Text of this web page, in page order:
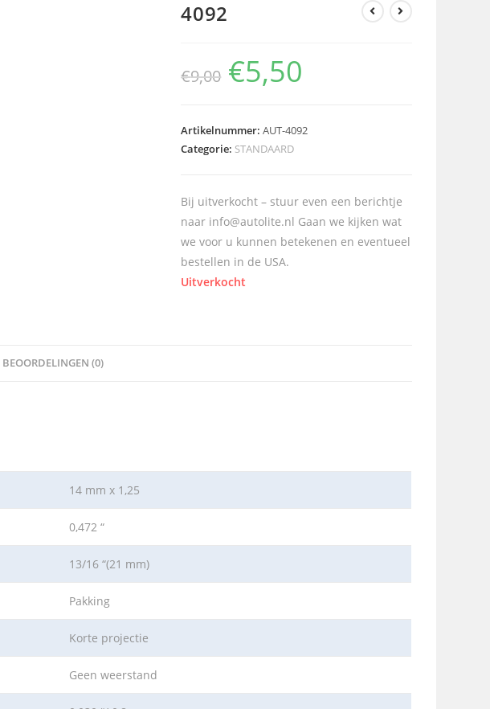
4092
€9,00 €5,50
Artikelnummer:AUT-4092
Categorie: STANDAARD
Bij uitverkocht – stuur even een berichtje
naar info@autolite.nl Gaan we kijken wat
we voor u kunnen betekenen en eventueel
bestellen in de USA.
Uitverkocht
BEOORDELINGEN (0)
14 mm x 1,25
0,472 “
13/16 “(21 mm)
Pakking
Korte projectie
Geen weerstand